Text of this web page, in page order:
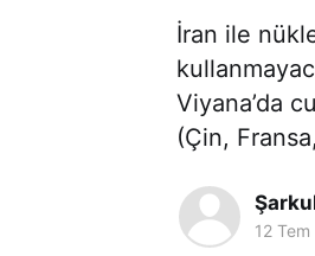
İran ile
Viyana’da
(Çin,
12